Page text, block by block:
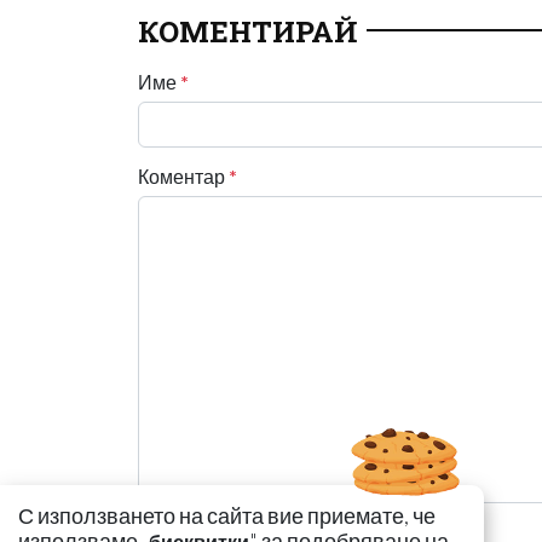
КОМЕНТИРАЙ
Име *
Коментар *
С използването на сайта вие приемате, че